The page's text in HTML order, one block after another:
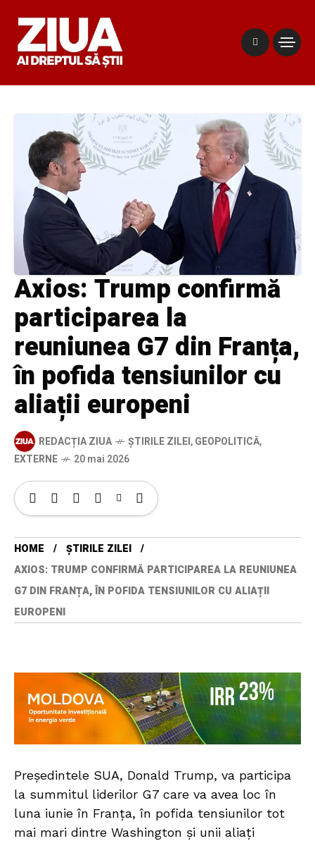
Axios: Trump confirmă
participarea la
reuniunea G7 din Franța,
în pofida tensiunilor cu
aliații europeni
REDACȚIA ZIUA ȘTIRILE ZILEI,GEOPOLITICĂ,
EXTERNE
20 mai 2026
HOME
ȘTIRILE ZILEI
AXIOS: TRUMP CONFIRMĂ PARTICIPAREA LA REUNIUNEA
G7 DIN FRANȚA, ÎN POFIDA TENSIUNILOR CU ALIAȚII
EUROPENI
Președintele SUA, Donald Trump, va participa
la summitul liderilor G7 care va avea loc în
luna iunie în Franța, în pofida tensiunilor tot
mai mari dintre Washington și unii aliați